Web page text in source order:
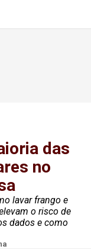
das
no
lavar frango e
o risco de
dados e como